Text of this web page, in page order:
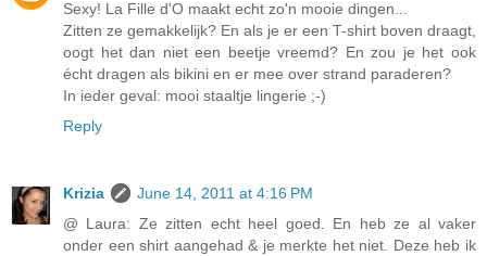
Sexy! La Fille d'O maakt echt zo'n mooie dingen...
Zitten ze gemakkelijk? En als je er een T-shirt boven draagt,
oogt het dan niet een beetje vreemd? En zou je het ook
écht dragen als bikini en er mee over strand paraderen?
In ieder geval: mooi staaltje lingerie ;-)
Reply
Krizia
June 14, 2011 at 4:16 PM
@ Laura: Ze zitten echt heel goed. En heb ze al vaker
onder een shirt aangehad & je merkte het niet. Deze heb ik